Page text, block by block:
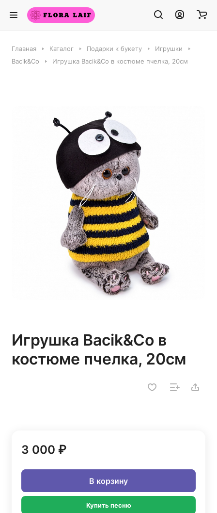
Главная Каталог Подарки к букету
Игрушки
Bacik&Co
Игрушка Bacik&Co в костюме пчелка, 20см
Игрушка Bacik&Co в
костюме пчелка, 20см
3 000 ₽
В корзину
Купить песню